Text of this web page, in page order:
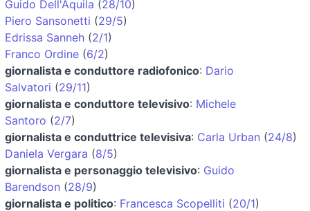
Guido Dell'Aquila (28/10)
Piero Sansonetti (29/5)
Edrissa Sanneh (2/1)
Franco Ordine (6/2)
giornalista e conduttore radiofonico: Dario
Salvatori (29/11)
giornalista e conduttore televisivo: Michele
Santoro (2/7)
giornalista e conduttrice televisiva: Carla Urban (24/8)
Daniela Vergara (8/5)
giornalista e personaggio televisivo: Guido
Barendson (28/9)
giornalista e politico: Francesca Scopelliti (20/1)